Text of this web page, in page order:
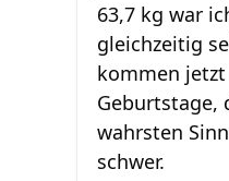
63,7 kg war
gleichzeitig
kommen
Geburtstage,
wahrsten
schwer.